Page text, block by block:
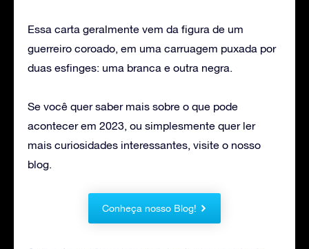
Essa carta geralmente vem da figura de um
guerreiro coroado, em uma carruagem puxada por
duas esfinges: uma branca e outra negra.
Se você quer saber mais sobre o que pode
acontecer em 2023, ou simplesmente quer ler
mais curiosidades interessantes, visite o nosso
blog.
Conheça nosso Blog!